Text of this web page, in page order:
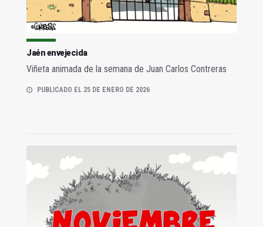
Jaén envejecida
Viñeta animada de la semana de Juan Carlos Contreras
PUBLICADO EL 25 DE ENERO DE 2026